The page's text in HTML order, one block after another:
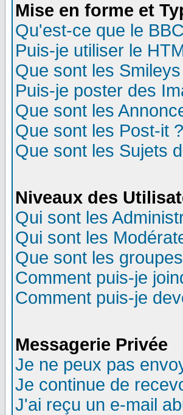
Mise en forme et
Qu'est-ce que le
Puis-je utiliser le
Que sont les
Puis-je poster des
Que sont les
Que sont les Post-it ?
Que sont les Sujets
Niveaux des
Qui sont les
Qui sont les
Que sont les
Comment puis-je
Comment puis-je
Messagerie Privée
Je ne peux pas
Je continue de
J'ai reçu un e-mail